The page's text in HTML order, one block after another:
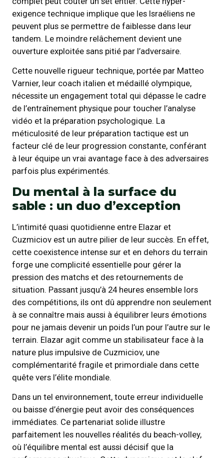
exigence technique implique que les Israéliens ne
peuvent plus se permettre de faiblesse dans leur
tandem. Le moindre relâchement devient une
ouverture exploitée sans pitié par l’adversaire.
Cette nouvelle rigueur technique, portée par Matteo
Varnier, leur coach italien et médaillé olympique,
nécessite un engagement total qui dépasse le cadre
de l’entraînement physique pour toucher l’analyse
vidéo et la préparation psychologique. La
méticulosité de leur préparation tactique est un
facteur clé de leur progression constante, conférant
à leur équipe un vrai avantage face à des adversaires
parfois plus expérimentés.
Du mental à la surface du
sable : un duo d’exception
L’intimité quasi quotidienne entre Elazar et
Cuzmiciov est un autre pilier de leur succès. En effet,
cette coexistence intense sur et en dehors du terrain
forge une complicité essentielle pour gérer la
pression des matchs et des retournements de
situation. Passant jusqu’à 24 heures ensemble lors
des compétitions, ils ont dû apprendre non seulement
à se connaître mais aussi à équilibrer leurs émotions
pour ne jamais devenir un poids l’un pour l’autre sur le
terrain. Elazar agit comme un stabilisateur face à la
nature plus impulsive de Cuzmiciov, une
complémentarité fragile et primordiale dans cette
quête vers l’élite mondiale.
Dans un tel environnement, toute erreur individuelle
ou baisse d’énergie peut avoir des conséquences
immédiates. Ce partenariat solide illustre
parfaitement les nouvelles réalités du beach-volley,
où l’équilibre mental est aussi décisif que la